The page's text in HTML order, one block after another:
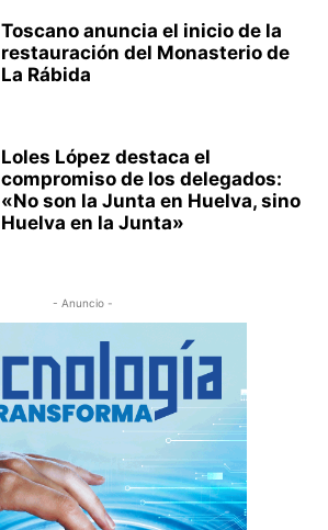
Toscano anuncia el inicio de la
restauración del Monasterio de
La Rábida
Loles López destaca el
compromiso de los delegados:
«No son la Junta en Huelva, sino
Huelva en la Junta»
- Anuncio -